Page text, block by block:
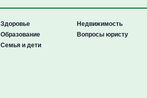
Здоровье
Образование
Семья и дети
Недвижимость
Вопросы юристу